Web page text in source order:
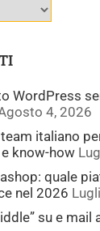
WordPress
4, 2026
italiano
know-how
quale
nel 2026
su e mail